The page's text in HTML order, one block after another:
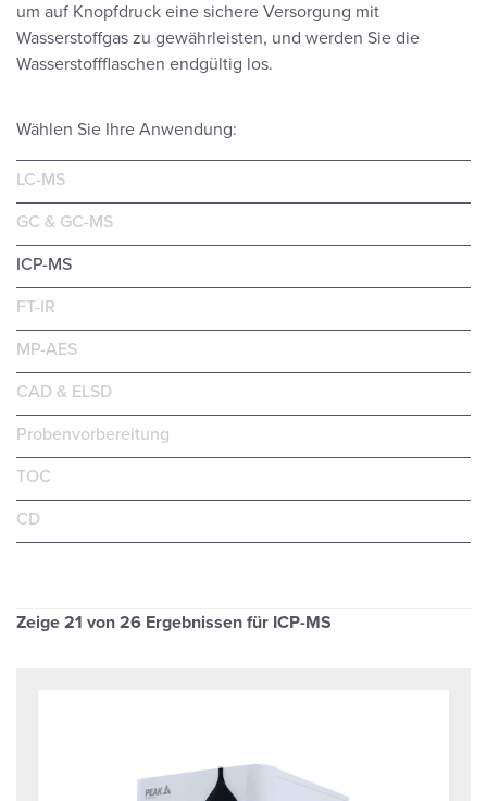
Wählen Sie Ihre Anwendung:
LC-MS
GC & GC-MS
ICP-MS
FT-IR
MP-AES
CAD & ELSD
Probenvorbereitung
TOC
CD
um auf Knopfdruck eine sichere Versorgung mit
Wasserstoffgas zu gewährleisten, und werden Sie die
Wasserstoffflaschen endgültig los.
Zeige 21 von 26 Ergebnissen für ICP-MS